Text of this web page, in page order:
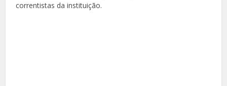
correntistas da instituição.